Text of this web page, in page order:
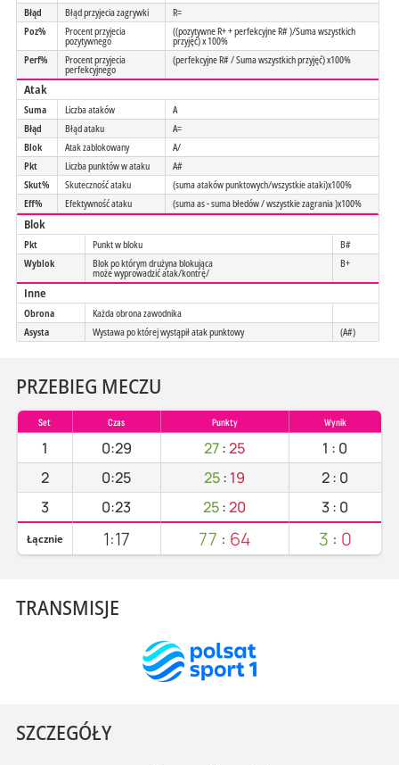
Błąd
Błąd przyjecia zagrywki
R=
Poz%
Procent przyjecia
pozytywnego
((pozytywne R+ + perfekcyjne R# )/Suma wszystkich
przyjęć) x 100%
Perf%
Procent przyjecia
perfekcyjnego
(perfekcyjne R# / Suma wszystkich przyjęć) x100%
Atak
Suma Liczba ataków
A
Błąd
Błąd ataku
A=
Blok
Atak zablokowany
A/
Pkt
Liczba punktów w ataku
A#
Skut%
Skuteczność ataku
(suma ataków punktowych/wszystkie ataki)x100%
Eff%
Efektywność ataku (suma as - suma błedów / wszystkie zagrania )x100%
Blok
Pkt Punkt w bloku
B#
Wyblok
Blok po którym drużyna blokująca
może wyprowadzić atak/kontrę/
B+
Inne
Obrona
Każda obrona zawodnika
Asysta
Wystawa po której wystąpił atak punktowy (A#)
PRZEBIEG MECZU
Set Czas Punkty Wynik
1 0:29 27:25 1 : 0
2
0:25 25: 19 2: 0
3
0:23 25:20 3: 0
Łącznie 1:17 77 : 64 3 : 0
TRANSMISJE
SZCZEGÓŁY